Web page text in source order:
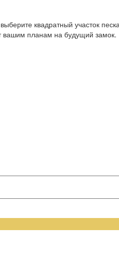
квадратный участок
вашим планам на будущий замок.